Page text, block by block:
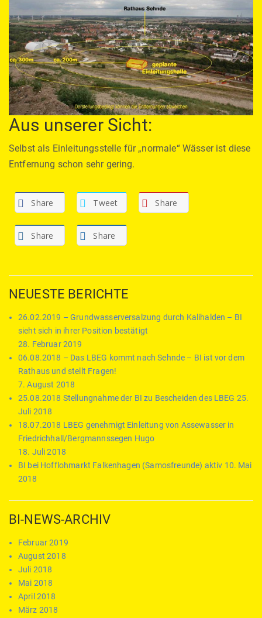
Aus unserer Sicht:
Selbst als Einleitungsstelle für „normale“ Wässer ist diese
Entfernung schon sehr gering.
Share Tweet Share
Share Share
NEUESTE BERICHTE
26.02.2019 – Grundwasserversalzung durch Kalihalden – BI
sieht sich in ihrer Position bestätigt
28. Februar 2019
06.08.2018 – Das LBEG kommt nach Sehnde – BI ist vor dem
Rathaus und stellt Fragen!
7. August 2018
25.08.2018 Stellungnahme der BI zu Bescheiden des LBEG 25.
Juli 2018
18.07.2018 LBEG genehmigt Einleitung von Assewasser in
Friedrichhall/Bergmannssegen Hugo
18. Juli 2018
BI bei Hofflohmarkt Falkenhagen (Samosfreunde) aktiv 10. Mai
2018
BI-NEWS-ARCHIV
Februar 2019
August 2018
Juli 2018
Mai 2018
April 2018
März 2018